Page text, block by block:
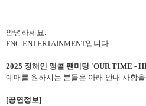
안녕하세요.
FNC ENTERTAINMENT입니다.
2025 정해인 앵콜 팬미팅 'OUR TIME -
예매를 원하시는 분들은 아래 안내 사항
[공연정보]